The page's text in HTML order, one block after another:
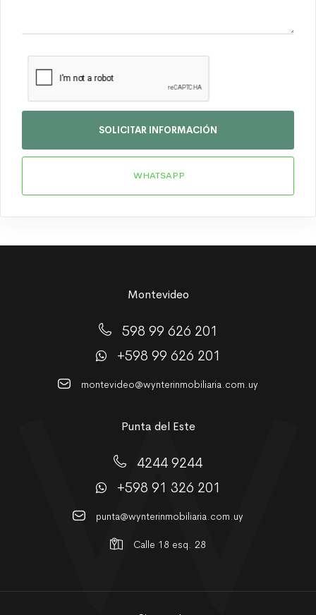
SOLICITAR INFORMACIÓN
WHATSAPP
Montevideo
598 99 626 201
+598 99 626 201
montevideo@wynterinmobiliaria.com.uy
Punta del Este
4244 9244
+598 91 326 201
punta@wynterinmobiliaria.com.uy
Calle 18 esq. 28